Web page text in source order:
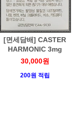
[면세담배] CASTER
HARMONIC 3mg
30,000원
200원 적립